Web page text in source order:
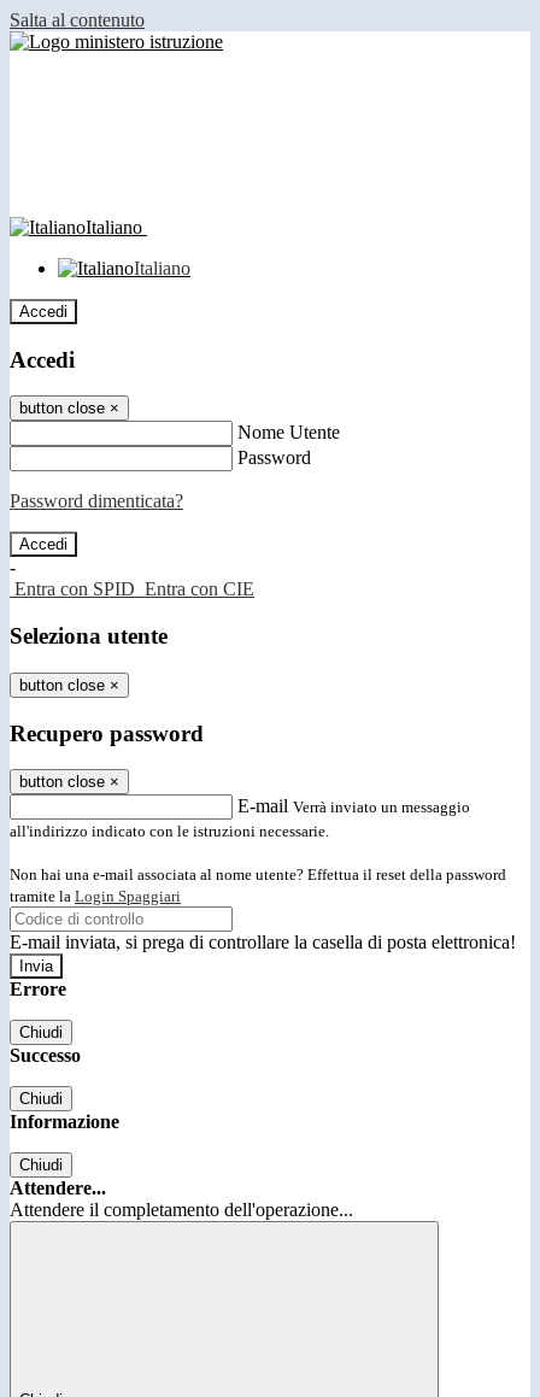
Salta al contenuto
Italiano
Italiano
Accedi
Accedi
button close ×
Nome Utente
Password
Password dimenticata?
-
Entra con SPID Entra con CIE
Seleziona utente
button close ×
Recupero password
button close ×
E-mail Verrà inviato un messaggio
all'indirizzo indicato con le istruzioni necessarie.
Non hai una e-mail associata al nome utente? Effettua il reset della password
tramite la Login Spaggiari
E-mail inviata, si prega di controllare la casella di posta elettronica!
Errore
Chiudi
Successo
Chiudi
Informazione
Chiudi
Attendere...
Attendere il completamento dell'operazione...